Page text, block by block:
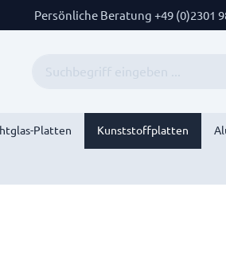
Persönliche Beratung +49 (0)2301
Platten Kunststoffplatten